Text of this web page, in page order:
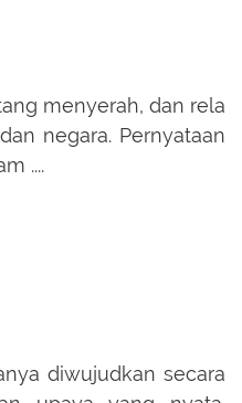
menyerah, dan rela
negara. Pernyataan
....
diwujudkan secara